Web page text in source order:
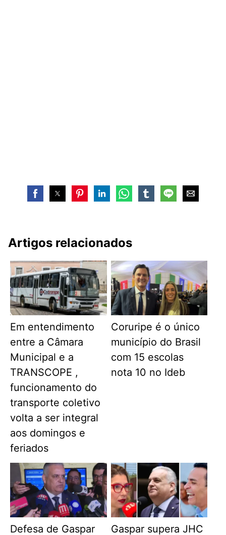
Artigos relacionados
Em entendimento
entre a Câmara
Municipal e a
TRANSCOPE ,
funcionamento do
transporte coletivo
volta a ser integral
aos domingos e
feriados
Coruripe é o único
município do Brasil
com 15 escolas
nota 10 no Ideb
Defesa de Gaspar
Gaspar supera JHC